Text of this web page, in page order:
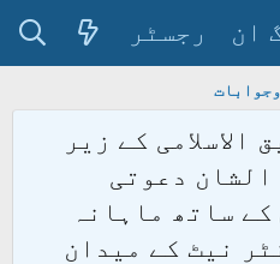
ان رجسٹر
کے زیر
الشان دعوتی
کے ساتھ ماہانہ
نیٹ کے میدان